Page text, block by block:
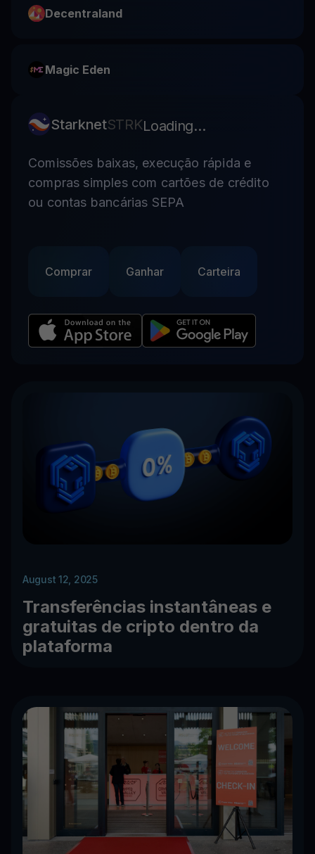
Decentraland
Magic Eden
StarknetSTRKLoading...
Comissões baixas, execução rápida e
compras simples com cartões de crédito
ou contas bancárias SEPA
Comprar Ganhar Carteira
August 12, 2025
Transferências instantâneas e
gratuitas de cripto dentro da
plataforma